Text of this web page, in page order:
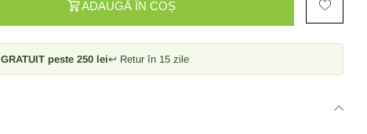
ADAUGĂ ÎN COȘ
GRATUIT peste 250 lei↩ Retur în 15 zile